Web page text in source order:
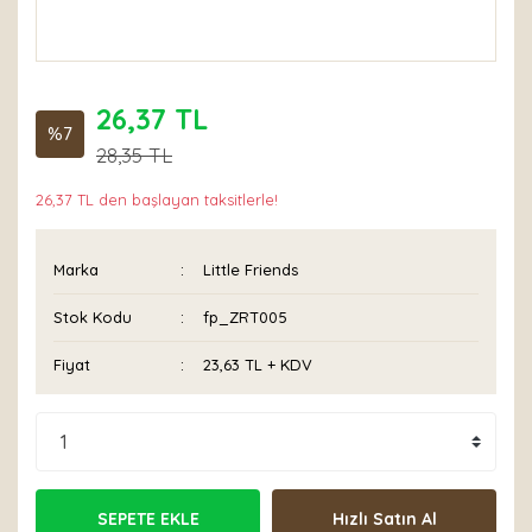
%7 26,37 TL
28,35 TL
26,37 TL den başlayan taksitlerle!
Marka Little Friends
Stok Kodu fp_ZRT005
Fiyat 23,63 TL + KDV
SEPETE EKLE Hızlı Satın Al